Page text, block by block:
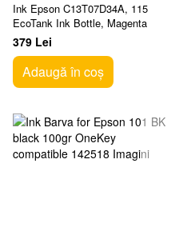
Ink Epson C13T07D34A, 115
EcoTank Ink Bottle, Magenta
379 Lei
Adaugă în coș